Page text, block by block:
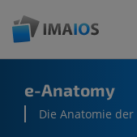
e-Anatomy
Die Anatomie der